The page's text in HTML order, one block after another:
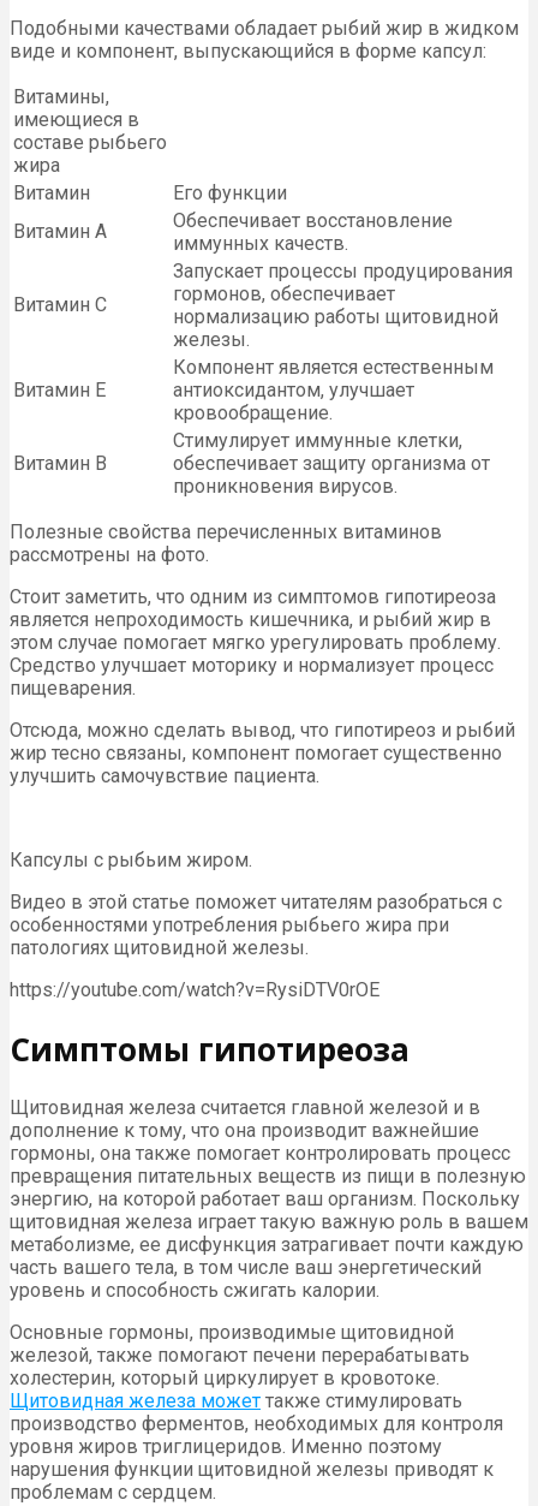
Подобными качествами обладает рыбий жир в жидком
виде и компонент, выпускающийся в форме капсул:
Витамины,
имеющиеся в
составе рыбьего
жира
Витамин
Его функции
Витамин А
Обеспечивает восстановление
иммунных качеств.
Витамин С
Запускает процессы продуцирования
гормонов, обеспечивает
нормализацию работы щитовидной
железы.
Витамин Е
Компонент является естественным
антиоксидантом, улучшает
кровообращение.
Витамин В
Стимулирует иммунные клетки,
обеспечивает защиту организма от
проникновения вирусов.
Полезные свойства перечисленных витаминов
рассмотрены на фото.
Стоит заметить, что одним из симптомов гипотиреоза
является непроходимость кишечника, и рыбий жир в
этом случае помогает мягко урегулировать проблему.
Средство улучшает моторику и нормализует процесс
пищеварения.
Отсюда, можно сделать вывод, что гипотиреоз и рыбий
жир тесно связаны, компонент помогает существенно
улучшить самочувствие пациента.
Капсулы с рыбьим жиром.
Видео в этой статье поможет читателям разобраться с
особенностями употребления рыбьего жира при
патологиях щитовидной железы.
https://youtube.com/watch?v=RysiDTV0rOE
Симптомы гипотиреоза
Щитовидная железа считается главной железой и в
дополнение к тому, что она производит важнейшие
гормоны, она также помогает контролировать процесс
превращения питательных веществ из пищи в полезную
энергию, на которой работает ваш организм. Поскольку
щитовидная железа играет такую ​​важную роль в вашем
метаболизме, ее дисфункция затрагивает почти каждую
часть вашего тела, в том числе ваш энергетический
уровень и способность сжигать калории.
Основные гормоны, производимые щитовидной
железой, также помогают печени перерабатывать
холестерин, который циркулирует в кровотоке.
Щитовидная железа может также стимулировать
производство ферментов, необходимых для контроля
уровня жиров триглицеридов. Именно поэтому
нарушения функции щитовидной железы приводят к
проблемам с сердцем.